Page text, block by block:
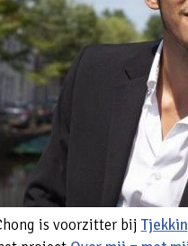
is voorzitter bij Tjekkin